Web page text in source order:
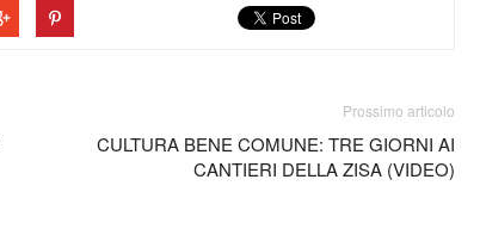
Prossimo articolo
CULTURA BENE COMUNE: TRE GIORNI AI
CANTIERI DELLA ZISA (VIDEO)